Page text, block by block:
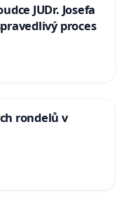
JUDr. Josefa
proces
rondelů v